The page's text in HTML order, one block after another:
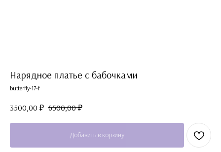
Нарядное платье с бабочками
butterfly-17-f
3500,00 ₽ 6500,00 ₽
Добавить в корзину